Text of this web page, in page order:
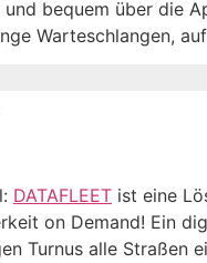
und bequem über die
Warteschlangen,
DATAFLEET ist eine
on Demand! Ein
Turnus alle Straßen